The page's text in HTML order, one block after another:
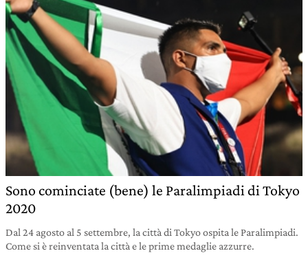
Sono cominciate (bene) le Paralimpiadi di Tokyo
2020
Dal 24 agosto al 5 settembre, la città di Tokyo ospita le Paralimpiadi.
Come si è reinventata la città e le prime medaglie azzurre.